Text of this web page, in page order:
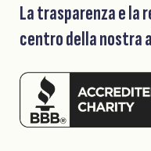
La trasparenza e la
centro della nostra